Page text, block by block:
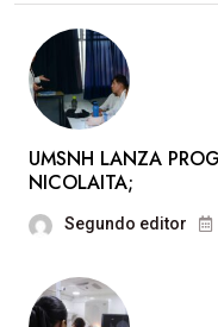
UMSNH LANZA
NICOLAITA;
Segundo editor